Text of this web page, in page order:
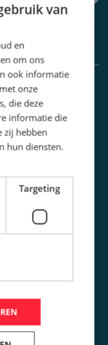
CONTACT
DE WERF 42
8401 JE GORREDIJK
+31 (0) 513 - 41 03 96
BIJ
van
en
om ons
ook informatie
onze
die deze
informatie die
zij hebben
hun diensten.
Targeting